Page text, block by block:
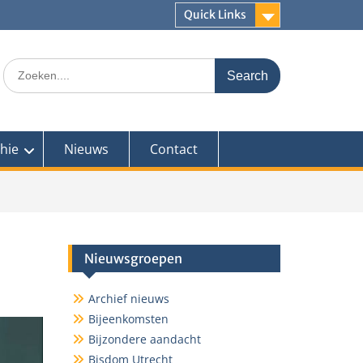
Quick Links
Search
for:
Nieuws Contact
Nieuwsgroepen
Archief nieuws
Bijeenkomsten
Bijzondere aandacht
Bisdom Utrecht